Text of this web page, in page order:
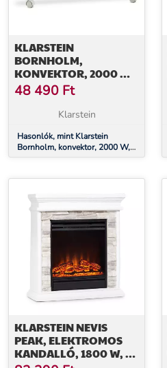
KLARSTEIN
BORNHOLM,
KONVEKTOR, 2000 W,
LED KIJELZŐ, 2 FŰTÉSI
FOKOZAT, FEHÉR
48 490 Ft
Klarstein
Hasonlók, mint Klarstein
Bornholm, konvektor, 2000 W,
LED kijelző, 2 fűtési fokozat,
KLARSTEIN NEVIS
PEAK, ELEKTROMOS
KANDALLÓ, 1800 W, 10